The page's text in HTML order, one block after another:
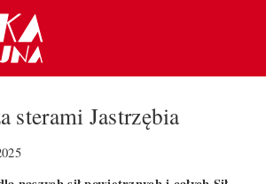
sterami Jastrzębia